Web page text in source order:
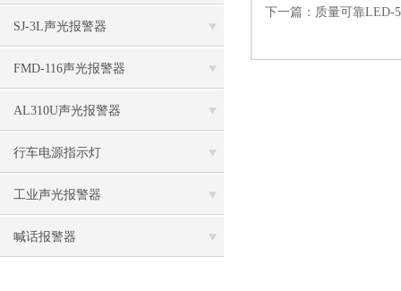
SJ-3L声光报警器
FMD-116声光报警器
AL310U声光报警器
行车电源指示灯
工业声光报警器
喊话报警器
下一篇： 质量可靠LED-